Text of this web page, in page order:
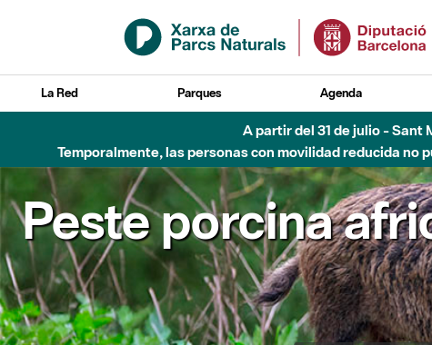
Saltar al contenido principal
La Red Parques Agenda
A partir del 31 de julio -
Temporalmente, las personas con movilidad reducida no
Peste porcina